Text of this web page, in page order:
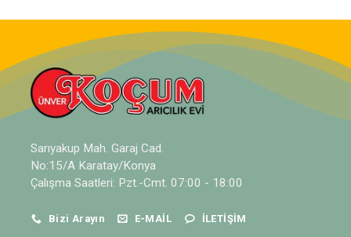
Sarıyakup Mah. Garaj Cad.
No:15/A Karatay/Konya
Çalışma Saatleri: Pzt.-Cmt. 07:00 - 18:00
Bizi Arayın E-MAIL İLETIŞIM